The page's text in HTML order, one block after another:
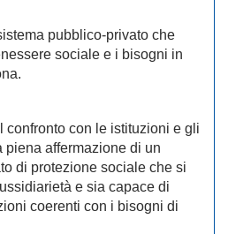
pubblico-privato che
sociale e i bisogni in
confronto con le istituzioni e gli
piena affermazione di un
di protezione sociale che si
e sia capace di
coerenti con i bisogni di